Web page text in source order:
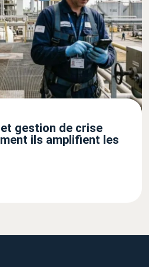
gestion de crise
ils amplifient les